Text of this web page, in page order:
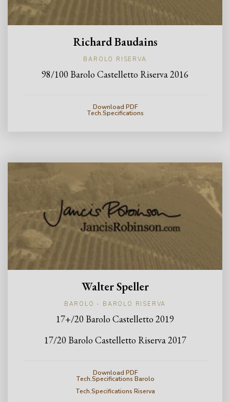
Richard Baudains
BAROLO RISERVA
98/100 Barolo Castelletto Riserva 2016
Download PDF
Tech.Specifications
Walter Speller
BAROLO - BAROLO RISERVA
17+/20 Barolo Castelletto 2019
17/20 Barolo Castelletto Riserva 2017
Download PDF
Tech.Specifications Barolo
Tech.Specifications Riserva